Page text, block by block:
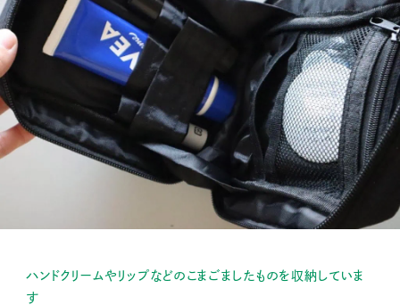
ハンドクリームやリップなどのこまごましたものを収納していま
す